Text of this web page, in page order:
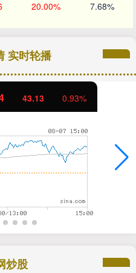
20.00% 7.68%
实时轮播
43.13 0.93%
炒股